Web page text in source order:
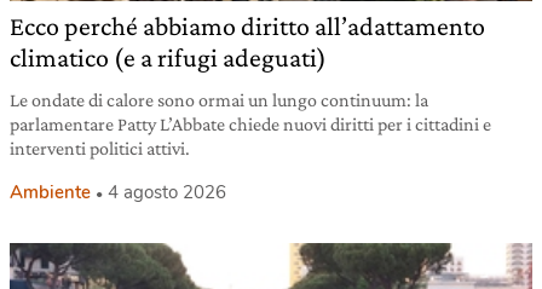
Ecco perché abbiamo diritto all’adattamento
climatico (e a rifugi adeguati)
Le ondate di calore sono ormai un lungo continuum: la
parlamentare Patty L’Abbate chiede nuovi diritti per i cittadini e
interventi politici attivi.
Ambiente 4 agosto 2026